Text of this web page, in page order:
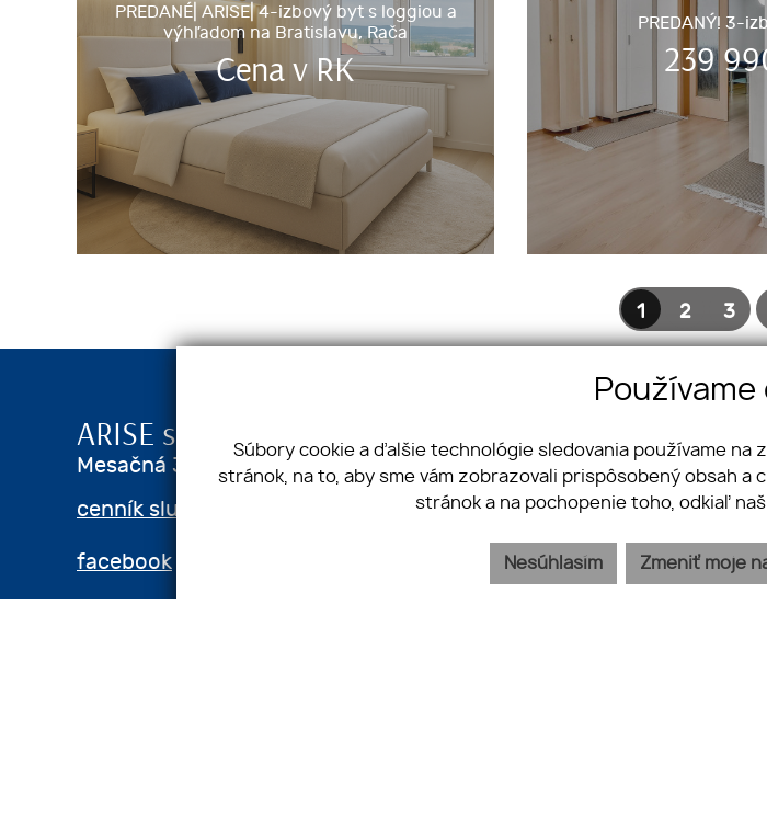
PREDANÉ| ARISE| 4-izbový byt s loggiou a
výhľadom na Bratislavu, Rača
Cena v RK
PREDANÝ! 3-
239
1 2 3
ARISE s.r.o.
Mesačná 3241/13, 821 02 Bratislava - mestská časť Ružinov
cenník služieb
predaj kúpa prenájom
facebook
Používame
Súbory cookie a ďalšie technológie sledovania používame
stránok, na to, aby sme vám zobrazovali prispôsobený obsah a
stránok a na pochopenie toho, odkiaľ
Nesúhlasím Zmeniť moje